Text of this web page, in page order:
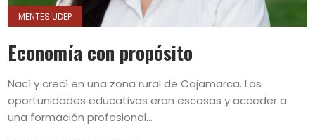
MENTES UDEP
Economía con propósito
Nací y crecí en una zona rural de Cajamarca. Las
oportunidades educativas eran escasas y acceder a
una formación profesional...